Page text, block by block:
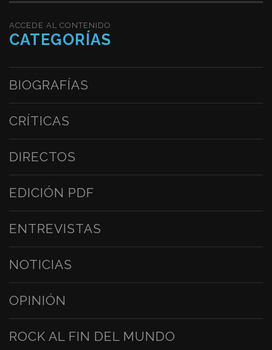
ACCEDE AL CONTENIDO
CATEGORÍAS
BIOGRAFÍAS
CRÍTICAS
DIRECTOS
EDICIÓN PDF
ENTREVISTAS
NOTICIAS
OPINIÓN
ROCK AL FIN DEL MUNDO